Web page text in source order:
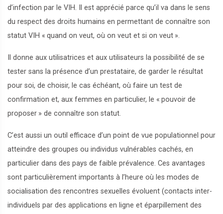
d’infection par le VIH. Il est apprécié parce qu’il va dans le sens
du respect des droits humains en permettant de connaître son
statut VIH « quand on veut, où on veut et si on veut ».
Il donne aux utilisatrices et aux utilisateurs la possibilité de se
tester sans la présence d’un prestataire, de garder le résultat
pour soi, de choisir, le cas échéant, où faire un test de
confirmation et, aux femmes en particulier, le « pouvoir de
proposer » de connaître son statut.
C’est aussi un outil efficace d’un point de vue populationnel pour
atteindre des groupes ou individus vulnérables cachés, en
particulier dans des pays de faible prévalence. Ces avantages
sont particulièrement importants à l’heure où les modes de
socialisation des rencontres sexuelles évoluent (contacts inter-
individuels par des applications en ligne et éparpillement des